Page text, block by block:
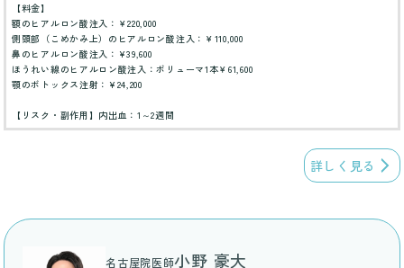
【料金】
額のヒアルロン酸注入：￥220,000
側頭部（こめかみ上）のヒアルロン酸注入：￥110,000
鼻のヒアルロン酸注入：¥39,600
ほうれい線のヒアルロン酸注入：ボリューマ1本￥61,600
顎のボトックス注射：¥24,200
【リスク・副作用】内出血：1～2週間
詳しく見る
名古屋院医師小野 豪大